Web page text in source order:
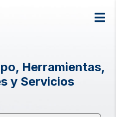
Herramientas,
y Servicios